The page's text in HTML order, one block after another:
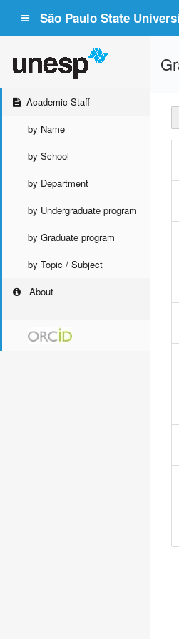
São Paulo State
Academic Staff
by Name
by School
by Department
by Undergraduate program
by Graduate program
by Topic / Subject
About